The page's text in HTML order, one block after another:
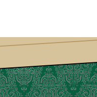
Suria